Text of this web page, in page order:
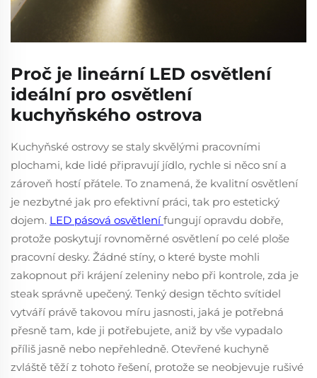
Proč je lineární LED osvětlení
ideální pro osvětlení
kuchyňského ostrova
Kuchyňské ostrovy se staly skvělými pracovními
plochami, kde lidé připravují jídlo, rychle si něco sní a
zároveň hostí přátele. To znamená, že kvalitní osvětlení
je nezbytné jak pro efektivní práci, tak pro estetický
dojem. LED pásová osvětlenífungují opravdu dobře,
protože poskytují rovnoměrné osvětlení po celé ploše
pracovní desky. Žádné stíny, o které byste mohli
zakopnout při krájení zeleniny nebo při kontrole, zda je
steak správně upečený. Tenký design těchto svítidel
vytváří právě takovou míru jasnosti, jaká je potřebná
přesně tam, kde ji potřebujete, aniž by vše vypadalo
příliš jasně nebo nepřehledně. Otevřené kuchyně
zvláště těží z tohoto řešení, protože se neobjevuje rušivé